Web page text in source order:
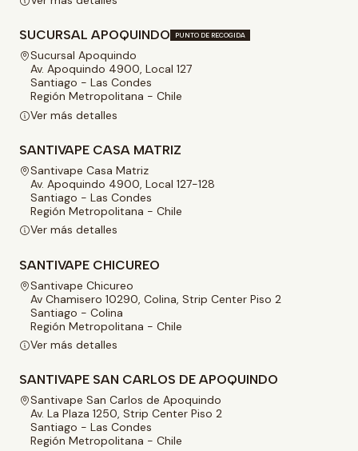
SUCURSAL APOQUINDO PUNTO DE RECOGIDA
Sucursal Apoquindo
Av. Apoquindo 4900, Local 127
Santiago - Las Condes
Región Metropolitana - Chile
Ver más detalles
SANTIVAPE CASA MATRIZ
Santivape Casa Matriz
Av. Apoquindo 4900, Local 127-128
Santiago - Las Condes
Región Metropolitana - Chile
Ver más detalles
SANTIVAPE CHICUREO
Santivape Chicureo
Av Chamisero 10290, Colina, Strip Center Piso 2
Santiago - Colina
Región Metropolitana - Chile
Ver más detalles
SANTIVAPE SAN CARLOS DE APOQUINDO
Santivape San Carlos de Apoquindo
Av. La Plaza 1250, Strip Center Piso 2
Santiago - Las Condes
Región Metropolitana - Chile